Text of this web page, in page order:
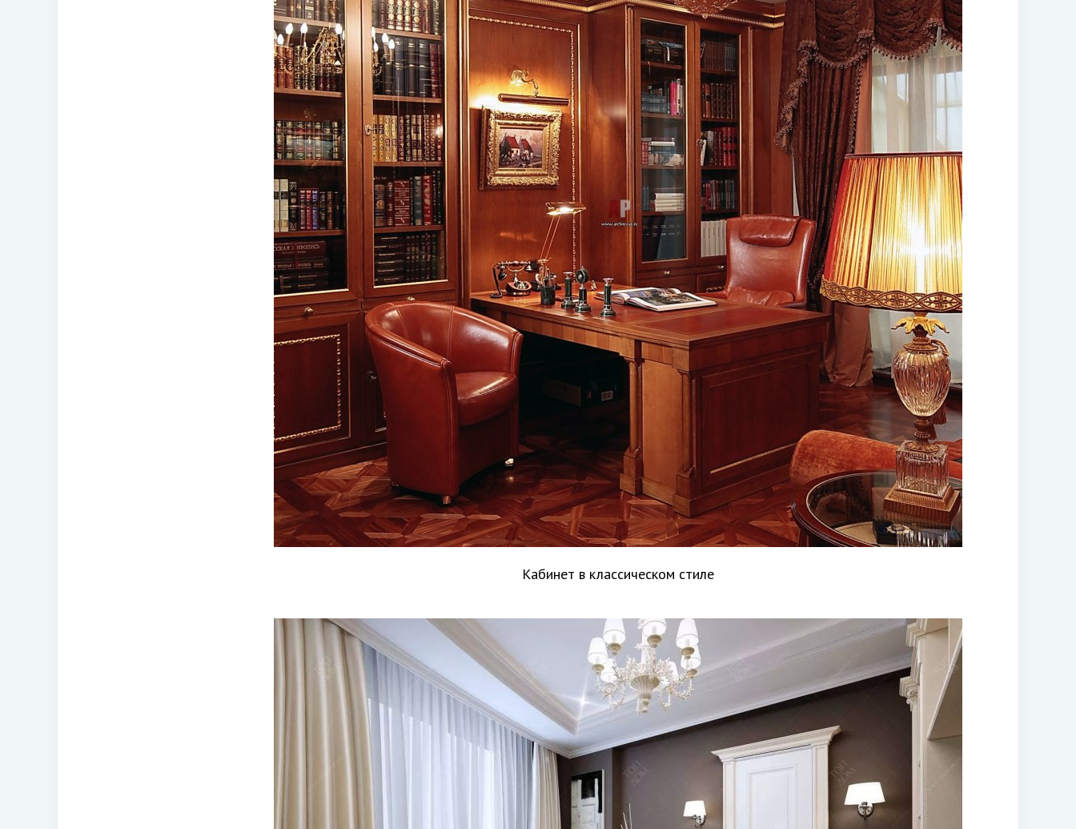
Кабинет в классическом стиле